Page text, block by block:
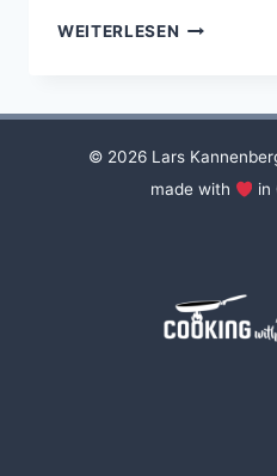
WEITERLESEN MARONEN-
© 2026 Lars
made with
in